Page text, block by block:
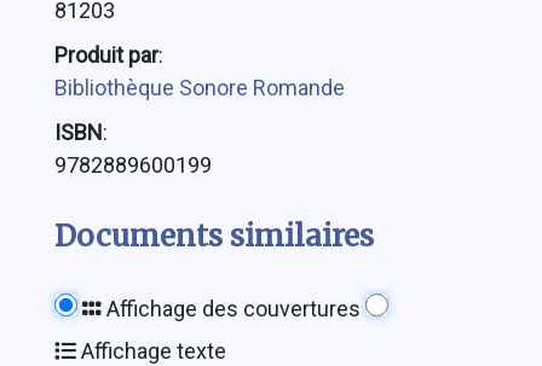
81203
Produit par:
Bibliothèque Sonore Romande
ISBN:
9782889600199
Documents similaires
Affichage des couvertures
Affichage texte